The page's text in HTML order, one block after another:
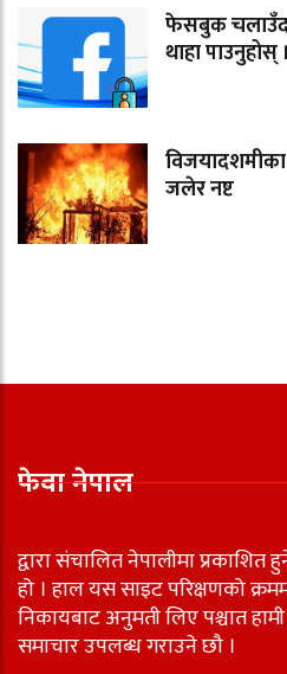
फेसबुक
थाहा पाउनुहोस् ।
जलेर नष्ट
फेवा नेपाल
द्वारा संचालित नेपालीमा
हो । हाल यस साइट परिक्षणको
निकायबाट अनुमती लिए पश्चात
समाचार उपलब्ध गराउने छौ ।